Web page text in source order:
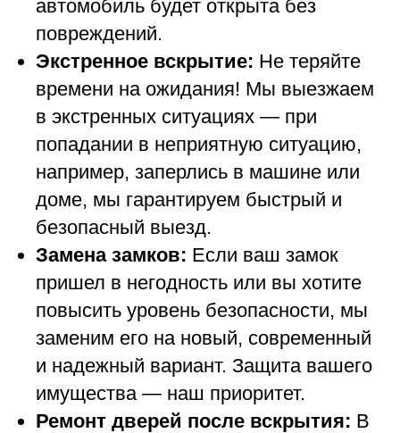
автомобиль будет открыта без
повреждений.
Экстренное вскрытие: Не теряйте
времени на ожидания! Мы выезжаем
в экстренных ситуациях — при
попадании в неприятную ситуацию,
например, заперлись в машине или
доме, мы гарантируем быстрый и
безопасный выезд.
Замена замков: Если ваш замок
пришел в негодность или вы хотите
повысить уровень безопасности, мы
заменим его на новый, современный
и надежный вариант. Защита вашего
имущества — наш приоритет.
Ремонт дверей после вскрытия: В